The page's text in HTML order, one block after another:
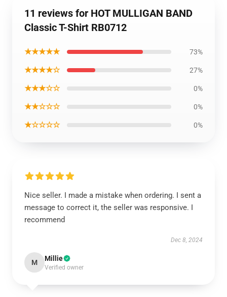
11 reviews for HOT MULLIGAN BAND
Classic T-Shirt RB0712
★★★★★ 73%
★★★★☆ 27%
★★★☆☆ 0%
★★☆☆☆ 0%
★☆☆☆☆ 0%
Nice seller. I made a mistake when ordering. I sent a
message to correct it, the seller was responsive. I
recommend
Dec 8, 2024
M Millie
Verified owner